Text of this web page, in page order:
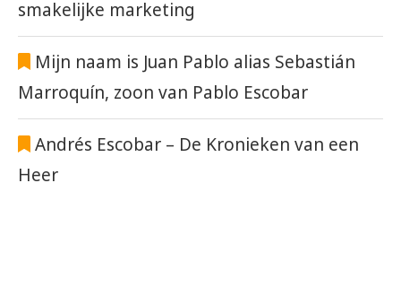
smakelijke marketing
Mijn naam is Juan Pablo alias Sebastián
Marroquín, zoon van Pablo Escobar
Andrés Escobar – De Kronieken van een
Heer